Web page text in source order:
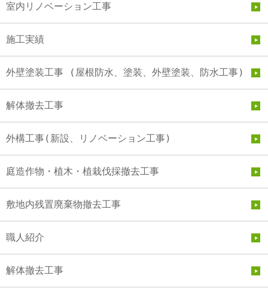
室内リノベーション工事
施工実績
外壁塗装工事 (屋根防水、塗装、外壁塗装、防水工事)
解体撤去工事
外構工事(新設、リノベーション工事)
庭造作物・植木・植栽伐採撤去工事
敷地内残置廃棄物撤去工事
職人紹介
解体撤去工事